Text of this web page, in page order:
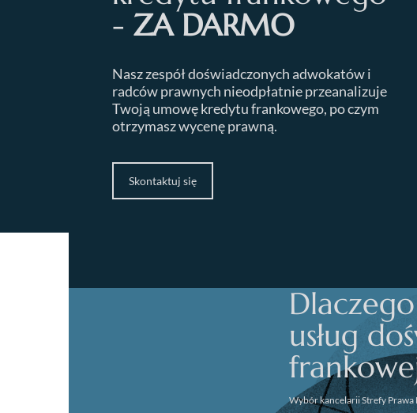
- ZA DARMO
Nasz zespół doświadczonych adwokatów i
radców prawnych nieodpłatnie przeanalizuje
Twoją umowę kredytu frankowego, po czym
otrzymasz wycenę prawną.
Skontaktuj się
usług
Wybór kancelariiStrefy Prawa